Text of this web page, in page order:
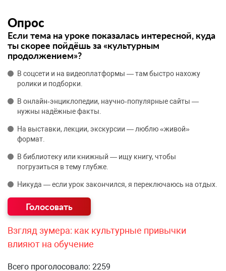
Опрос
Если тема на уроке показалась интересной, куда
ты скорее пойдёшь за «культурным
продолжением»?
В соцсети и на видеоплатформы — там быстро нахожу
ролики и подборки.
В онлайн‑энциклопедии, научно‑популярные сайты —
нужны надёжные факты.
На выставки, лекции, экскурсии — люблю «живой»
формат.
В библиотеку или книжный — ищу книгу, чтобы
погрузиться в тему глубже.
Никуда — если урок закончился, я переключаюсь на отдых.
Взгляд зумера: как культурные привычки
влияют на обучение
Всего проголосовало: 2259